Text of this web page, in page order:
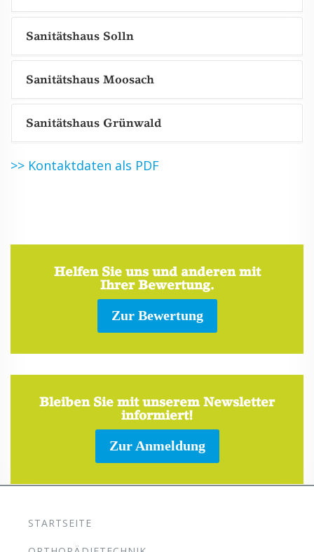
Sanitätshaus Solln
Sanitätshaus Moosach
Sanitätshaus Grünwald
>> Kontaktdaten als PDF
Helfen Sie uns und anderen mit
Ihrer Bewertung.
Zur Bewertung
Bleiben Sie mit unserem Newsletter
informiert!
Zur Anmeldung
STARTSEITE